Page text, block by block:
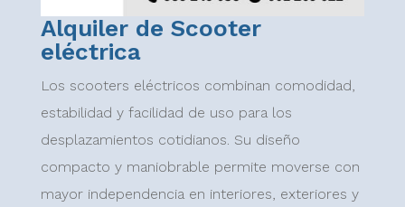
Alquiler de Scooter
eléctrica
Los scooters eléctricos combinan comodidad,
estabilidad y facilidad de uso para los
desplazamientos cotidianos. Su diseño
compacto y maniobrable permite moverse con
mayor independencia en interiores, exteriores y